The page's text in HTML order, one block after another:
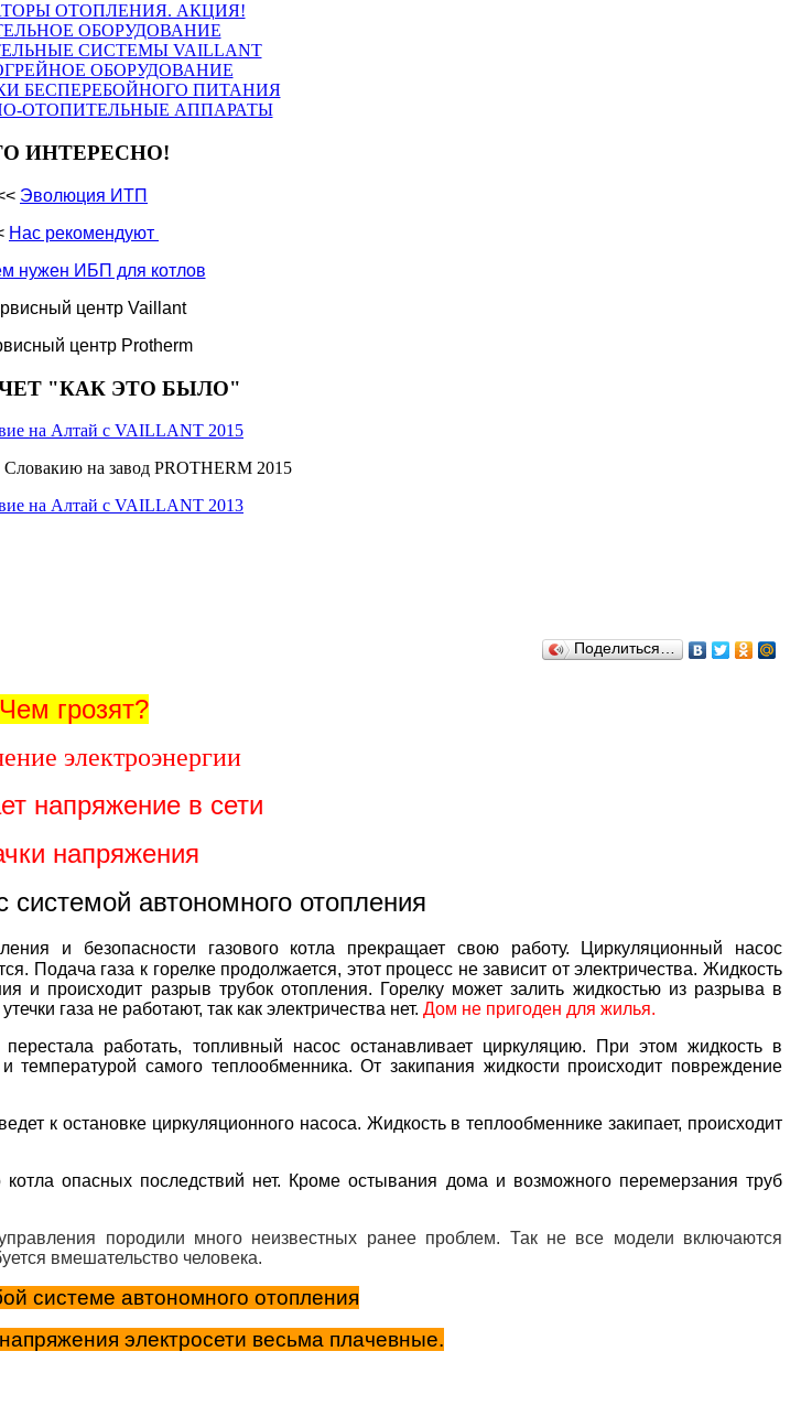
ОТОПЛЕНИЯ. АКЦИЯ!
ОБОРУДОВАНИЕ
СИСТЕМЫ VAILLANT
ОБОРУДОВАНИЕ
БЕСПЕРЕБОЙНОГО ПИТАНИЯ
ОТОПИТЕЛЬНЫЕ АППАРАТЫ
ИНТЕРЕСНО!
Эволюция ИТП
Нас рекомендуют
нужен ИБП для котлов
центр Vaillant
центр Protherm
"КАК ЭТО БЫЛО"
на Алтай с VAILLANT 2015
на завод PROTHERM 2015
на Алтай с VAILLANT 2013
Поделиться…
Чем грозят?
электроэнергии
напряжение в сети
напряжения
системой автономного отопления
и безопасности газового котла прекращает свою работу. Циркуляционный насос
Подача газа к горелке продолжается, этот процесс не зависит от электричества. Жидкость
и происходит разрыв трубок отопления. Горелку может залить жидкостью из разрыва в
газа не работают, так как электричества нет. Дом не пригоден для жилья.
перестала работать, топливный насос останавливает циркуляцию. При этом жидкость в
температурой самого теплообменника. От закипания жидкости происходит повреждение
к остановке циркуляционного насоса. Жидкость в теплообменнике закипает, происходит
котла опасных последствий нет. Кроме остывания дома и возможного перемерзания труб
породили много неизвестных ранее проблем. Так не все модели включаются
вмешательство человека.
системе автономного отопления
электросети весьма плачевные.